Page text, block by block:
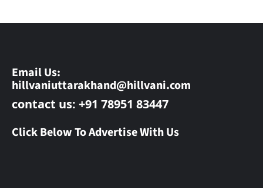
Email Us:
hillvaniuttarakhand@hillvani.com
contact us: +91 78951 83447
Click Below To Advertise With Us